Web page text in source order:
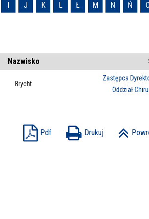
I J K L Ł M N Ń
Nazwisko
Brycht
Zastępca
Oddział
Pdf Drukuj